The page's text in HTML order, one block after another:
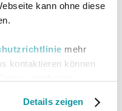
kann ohne diese
mehr
kontaktieren können
Details zeigen